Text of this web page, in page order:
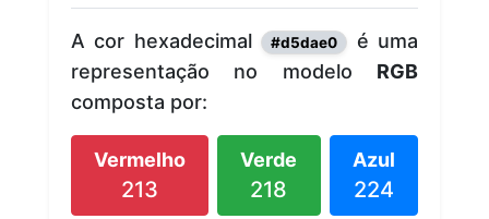
A cor hexadecimal #d5dae0
é uma
representação no modelo RGB
composta por:
Vermelho
213
Verde
218
Azul
224